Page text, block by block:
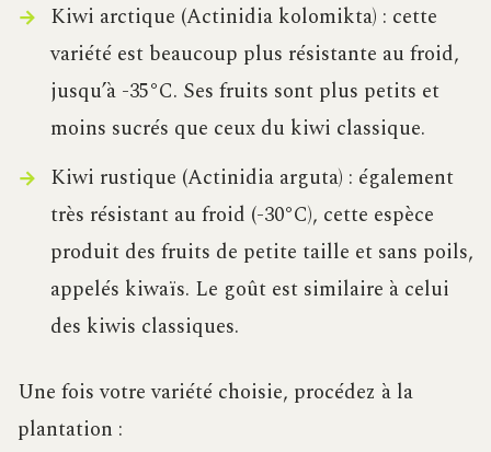
Kiwi arctique (Actinidia kolomikta) : cette
variété est beaucoup plus résistante au froid,
jusqu’à -35°C. Ses fruits sont plus petits et
moins sucrés que ceux du kiwi classique.
Kiwi rustique (Actinidia arguta) : également
très résistant au froid (-30°C), cette espèce
produit des fruits de petite taille et sans poils,
appelés kiwaïs. Le goût est similaire à celui
des kiwis classiques.
Une fois votre variété choisie, procédez à la
plantation :